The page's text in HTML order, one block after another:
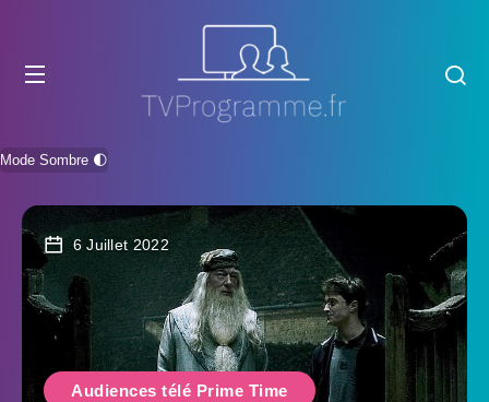
Mode Sombre 🌓
6 Juillet 2022
Audiences télé Prime Time